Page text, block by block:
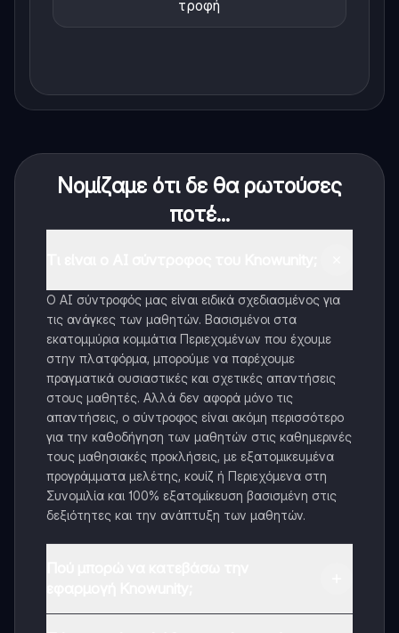
τροφή
Νομίζαμε ότι δε θα ρωτούσες
ποτέ...
Ο AI σύντροφός μας είναι ειδικά σχεδιασμένος για
τις ανάγκες των μαθητών. Βασισμένοι στα
εκατομμύρια κομμάτια Περιεχομένων που έχουμε
στην πλατφόρμα, μπορούμε να παρέχουμε
πραγματικά ουσιαστικές και σχετικές απαντήσεις
στους μαθητές. Αλλά δεν αφορά μόνο τις
απαντήσεις, ο σύντροφος είναι ακόμη περισσότερο
για την καθοδήγηση των μαθητών στις καθημερινές
τους μαθησιακές προκλήσεις, με εξατομικευμένα
προγράμματα μελέτης, κουίζ ή Περιεχόμενα στη
Συνομιλία και 100% εξατομίκευση βασισμένη στις
δεξιότητες και την ανάπτυξη των μαθητών.